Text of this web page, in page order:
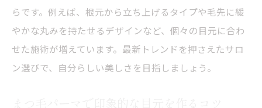
サロン選びで重視すべきまつ毛パーマ施術
技術
口コミから学ぶまつ毛パーマサロンの選び
らです。例えば、根元から立ち上げるタイプや毛先に緩
やかな丸みを持たせるデザインなど、個々の目元に合わ
せた施術が増えています。最新トレンドを押さえたサロ
ン選びで、自分らしい美しさを目指しましょう。